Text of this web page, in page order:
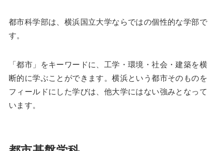
都市科学部は、横浜国立大学ならではの個性的な学部で
す。
「都市」をキーワードに、工学・環境・社会・建築を横
断的に学ぶことができます。横浜という都市そのものを
フィールドにした学びは、他大学にはない強みとなって
います。